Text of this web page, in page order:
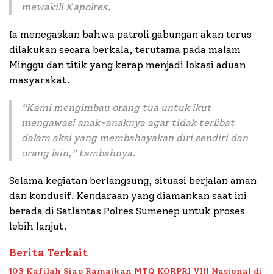
mewakili Kapolres.
Ia menegaskan bahwa patroli gabungan akan terus
dilakukan secara berkala, terutama pada malam
Minggu dan titik yang kerap menjadi lokasi aduan
masyarakat.
“Kami mengimbau orang tua untuk ikut
mengawasi anak-anaknya agar tidak terlibat
dalam aksi yang membahayakan diri sendiri dan
orang lain, ” tambahnya.
Selama kegiatan berlangsung, situasi berjalan aman
dan kondusif. Kendaraan yang diamankan saat ini
berada di Satlantas Polres Sumenep untuk proses
lebih lanjut.
Berita Terkait
103 Kafilah Siap Ramaikan MTQ KORPRI VIII Nasional di